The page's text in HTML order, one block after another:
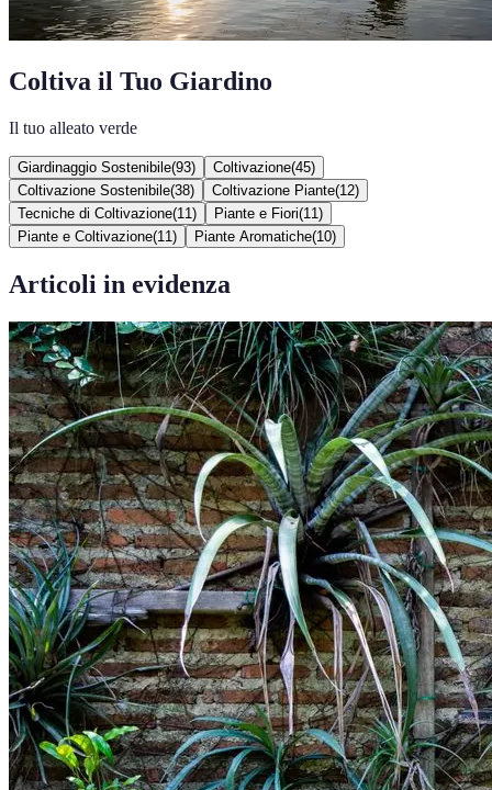
Coltiva il Tuo Giardino
Il tuo alleato verde
Giardinaggio Sostenibile(93) Coltivazione(45)
Coltivazione Sostenibile(38) Coltivazione Piante(12)
Tecniche di Coltivazione(11 ) Piante e Fiori(11 )
Piante e Coltivazione(11 ) Piante Aromatiche(10)
Articoli in evidenza